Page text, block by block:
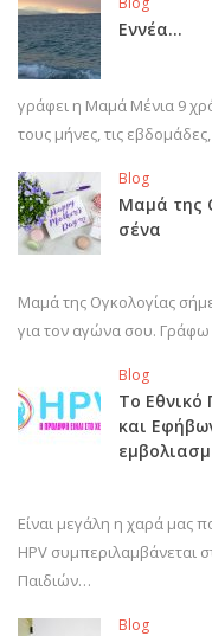
Εννέα…
γράφει η Μαμά Μένια 9
τους μήνες, τις
Blog
Μαμά της
σένα
Μαμά της Ογκολογίας
για τον αγώνα σου.
Blog
Το
και
Είναι μεγάλη η χαρά μας
HPV συμπεριλαμβάνεται
Παιδιών…
Blog